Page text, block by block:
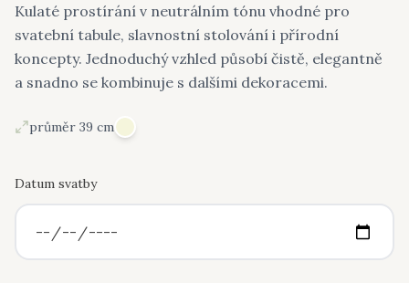
Kulaté prostírání v neutrálním tónu vhodné pro
svatební tabule, slavnostní stolování i přírodní
koncepty. Jednoduchý vzhled působí čistě, elegantně
a snadno se kombinuje s dalšími dekoracemi.
průměr 39 cm
Datum svatby